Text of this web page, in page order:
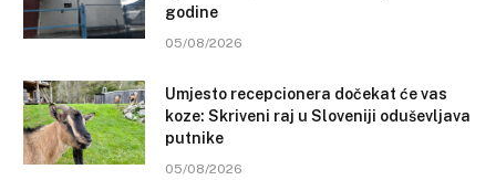
godine
05/08/2026
Umjesto recepcionera dočekat će vas
koze: Skriveni raj u Sloveniji oduševljava
putnike
05/08/2026